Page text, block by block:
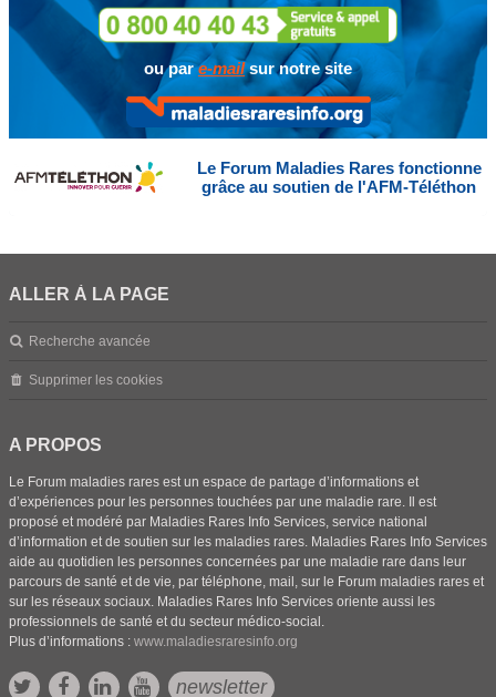
ou pare-mailsur notre site
Le Forum Maladies Rares fonctionne
grâce au soutien de l'AFM-Téléthon
ALLER À LA PAGE
Recherche avancée
Supprimer les cookies
A PROPOS
Le Forum maladies rares est un espace de partage d’informations et
d’expériences pour les personnes touchées par une maladie rare. Il est
proposé et modéré par Maladies Rares Info Services, service national
d’information et de soutien sur les maladies rares. Maladies Rares Info Services
aide au quotidien les personnes concernées par une maladie rare dans leur
parcours de santé et de vie, par téléphone, mail, sur le Forum maladies rares et
sur les réseaux sociaux. Maladies Rares Info Services oriente aussi les
professionnels de santé et du secteur médico-social.
Plus d’informations : www.maladiesraresinfo.org
newsletter